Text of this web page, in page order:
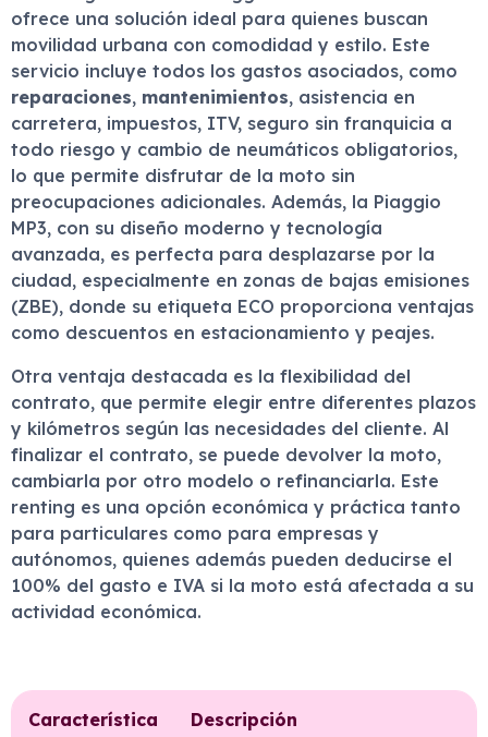
ofrece una solución ideal para quienes buscan
movilidad urbana con comodidad y estilo. Este
servicio incluye todos los gastos asociados, como
reparaciones, mantenimientos, asistencia en
carretera, impuestos, ITV, seguro sin franquicia a
todo riesgo y cambio de neumáticos obligatorios,
lo que permite disfrutar de la moto sin
preocupaciones adicionales. Además, la Piaggio
MP3, con su diseño moderno y tecnología
avanzada, es perfecta para desplazarse por la
ciudad, especialmente en zonas de bajas emisiones
(ZBE), donde su etiqueta ECO proporciona ventajas
como descuentos en estacionamiento y peajes.
Otra ventaja destacada es la flexibilidad del
contrato, que permite elegir entre diferentes plazos
y kilómetros según las necesidades del cliente. Al
finalizar el contrato, se puede devolver la moto,
cambiarla por otro modelo o refinanciarla. Este
renting es una opción económica y práctica tanto
para particulares como para empresas y
autónomos, quienes además pueden deducirse el
100% del gasto e IVA si la moto está afectada a su
actividad económica.
Característica Descripción